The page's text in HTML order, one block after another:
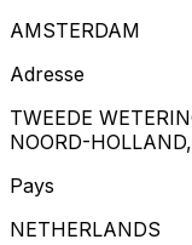
AMSTERDAM
Adresse
TWEEDE
NOORD-
Pays
NETHERLANDS